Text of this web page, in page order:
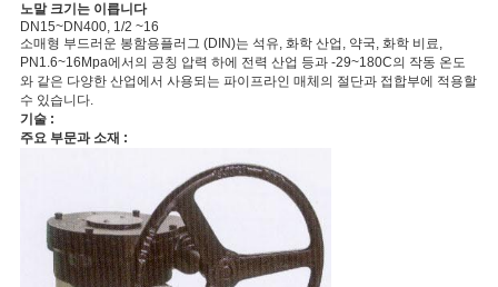
노말 크기는 이릅니다
DN15~DN400, 1/2 ~16
소매형 부드러운 봉함용플러그 (DIN)는 석유, 화학 산업, 약국, 화학 비료,
PN1.6~16Mpa에서의 공칭 압력 하에 전력 산업 등과 -29~180C의 작동 온도
와 같은 다양한 산업에서 사용되는 파이프라인 매체의 절단과 접합부에 적용할
수 있습니다.
기술 :
주요 부문과 소재 :